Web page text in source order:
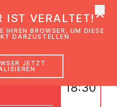
18:30
IST VERALTET!
IHREN BROWSER, UM DIESE
DARZUSTELLEN.
JETZT
×